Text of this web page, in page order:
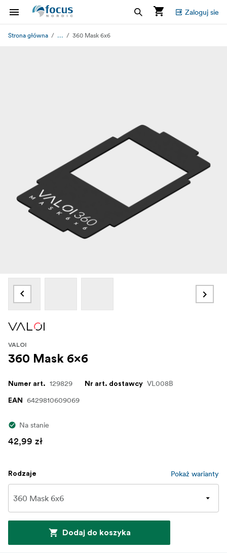
Zaloguj sie
Strona główna ... 360 Mask 6x6
VALOI
360 Mask 6x6
Numer art. 129829 Nr art. dostawcy VL008B
EAN 6429810609069
Na stanie
42,99 zł
Rodzaje Pokaż warianty
Dodaj do koszyka